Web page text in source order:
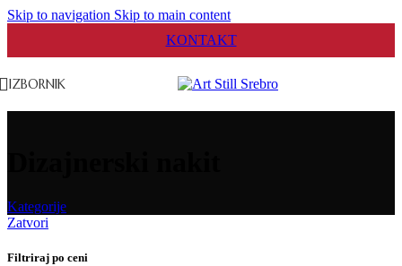
Skip to navigation Skip to main content
KONTAKT
IZBORNIK
Kategorije
Zatvori
Filtriraj po ceni